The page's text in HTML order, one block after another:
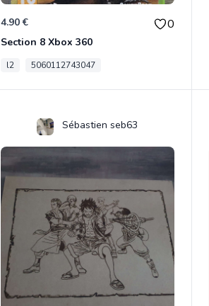
4.90 € 0
Section 8 Xbox 360
l2 5060112743047
Sébastien seb63